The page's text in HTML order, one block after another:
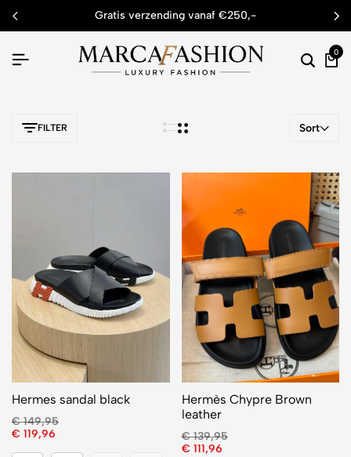
gratis verzending vanaf €250,-
0
FILTER Sort
Hermes sandal black
€149,95
€ 119,96
Hermès Chypre Brown
leather
€139,95
€ 111,96